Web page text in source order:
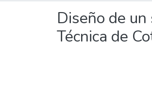
Diseño de
Técnica de